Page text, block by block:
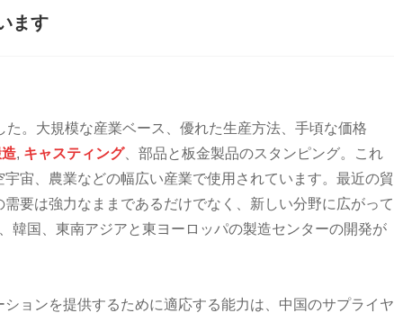
ます
。大規模な産業ベース、優れた生産方法、手頃な価格
, キャスティング、部品と板金製品のスタンピング。これ
宙、農業などの幅広い産業で使用されています。最近の貿
要は強力なままであるだけでなく、新しい分野に広がって
国、東南アジアと東ヨーロッパの製造センターの開発が
ョンを提供するために適応する能力は、中国のサプライヤ